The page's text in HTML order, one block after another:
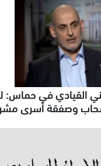
القيادي في
وصفقة أسرى